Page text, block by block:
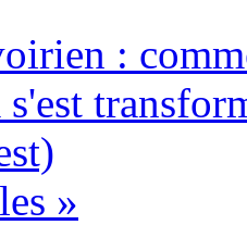
:
s'est
»